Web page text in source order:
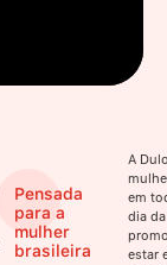
Pensada
para a
mulher
brasileira
A
em
dia
estar